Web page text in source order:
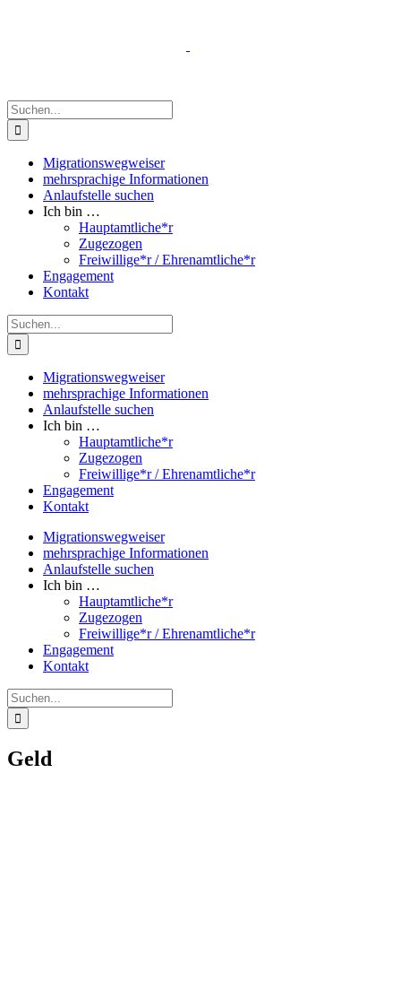
Suche
nach:
Migrationswegweiser
mehrsprachige Informationen
Anlaufstelle suchen
Ich bin …
Hauptamtliche*r
Zugezogen
Freiwillige*r / Ehrenamtliche*r
Engagement
Kontakt
Suche
nach:
Migrationswegweiser
mehrsprachige Informationen
Anlaufstelle suchen
Ich bin …
Hauptamtliche*r
Zugezogen
Freiwillige*r / Ehrenamtliche*r
Engagement
Kontakt
Migrationswegweiser
mehrsprachige Informationen
Anlaufstelle suchen
Ich bin …
Hauptamtliche*r
Zugezogen
Freiwillige*r / Ehrenamtliche*r
Engagement
Kontakt
Suche
nach:
Geld